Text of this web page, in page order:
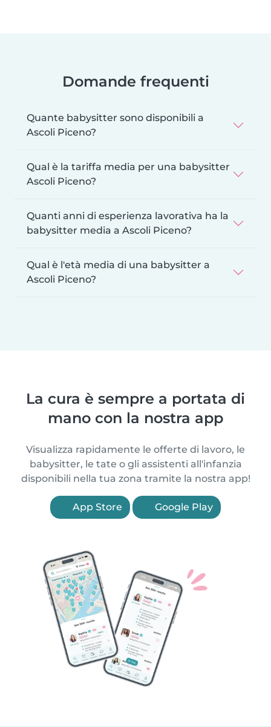
Domande frequenti
Quante babysitter sono disponibili a
Ascoli Piceno?
Qual è la tariffa media per una babysitter
Ascoli Piceno?
Quanti anni di esperienza lavorativa ha la
babysitter media a Ascoli Piceno?
Qual è l'età media di una babysitter a
Ascoli Piceno?
La cura è sempre a portata di
mano con la nostra app
Visualizza rapidamente le offerte di lavoro, le
babysitter, le tate o gli assistenti all'infanzia
disponibili nella tua zona tramite la nostra app!
App Store Google Play